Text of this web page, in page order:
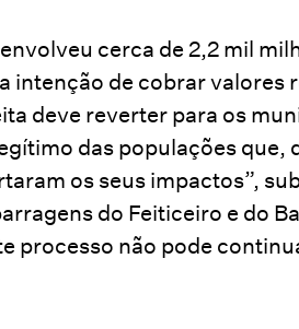
cerca de 2,2 mil
de cobrar valores
deve reverter para os
das populações que,
os seus impactos”,
do Feiticeiro e do
processo não pode